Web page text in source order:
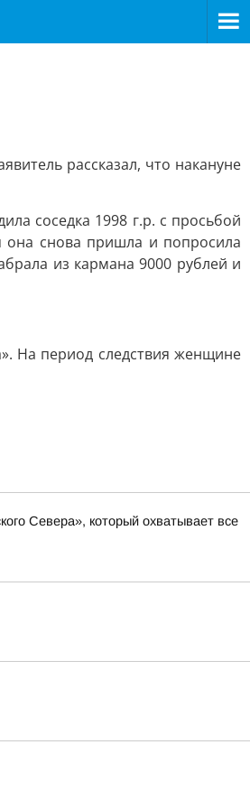
рассказал, что накануне
соседка 1998 г.р. с просьбой
она снова пришла и попросила
из кармана 9000 рублей и
На период следствия женщине
Севера», который охватывает все